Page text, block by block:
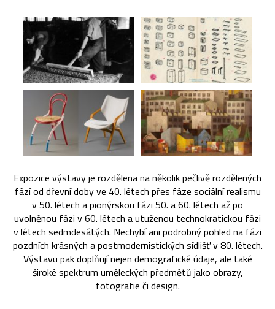
Expozice výstavy je rozdělena na několik pečlivě rozdělených
fází od dřevní doby ve 40. létech přes fáze sociální realismu
v 50. létech a pionýrskou fázi 50. a 60. létech až po
uvolněnou fázi v 60. létech a utuženou technokratickou fázi
v létech sedmdesátých. Nechybí ani podrobný pohled na fázi
pozdních krásných a postmodernistických sídlišť v 80. létech.
Výstavu pak doplňují nejen demografické údaje, ale také
široké spektrum uměleckých předmětů jako obrazy,
fotografie či design.